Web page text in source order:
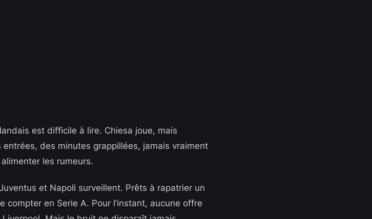
est difficile à lire. Chiesa joue, mais
des minutes grappillées, jamais vraiment
les rumeurs.
et Napoli surveillent. Prêts à rapatrier un
compter en Serie A. Pour l’instant, aucune offre